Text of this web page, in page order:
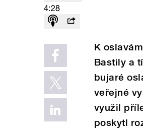
4:28
K
Bastily a
bujaré
veřejné
využil
poskytl